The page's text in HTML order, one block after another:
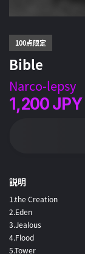
100点限定
Bible
Narco-lepsy
1,200JPY
説明
1.the Creation
2.Eden
3.Jealous
4.Flood
5.Tower